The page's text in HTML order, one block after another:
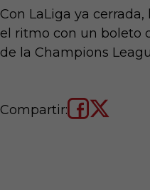
Con LaLiga ya
el ritmo con un boleto
de la Champions
Compartir: